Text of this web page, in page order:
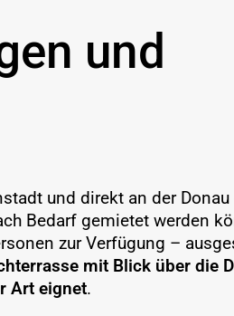
und
und direkt an der
Bedarf gemietet werden
zur Verfügung –
mit Blick über die
Art eignet.